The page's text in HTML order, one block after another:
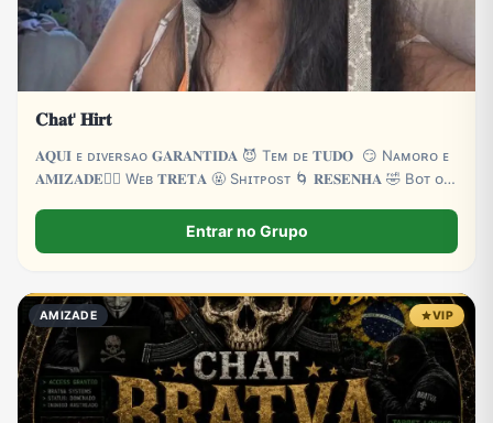
𝐂𝐡𝐚𝐭' 𝐇𝐢𝐫𝐭
𝐀𝐐𝐔𝐈 ᴇ‌ ᴅɪᴠᴇʀsᴀ‌ᴏ 𝐆𝐀𝐑𝐀𝐍𝐓𝐈𝐃𝐀 😈 Tᴇᴍ ᴅᴇ 𝐓𝐔𝐃𝐎 😏 Nᴀᴍᴏʀᴏ ᴇ
𝐀𝐌𝐈𝐙𝐀𝐃𝐄❤️‍🔥 Wᴇʙ 𝐓𝐑𝐄𝐓𝐀 🤬 Sʜɪᴛᴘᴏsᴛ 🌀 𝐑𝐄𝐒𝐄𝐍𝐇𝐀 🤣 Bᴏᴛ ᴏɴ
Entrar no Grupo
AMIZADE VIP